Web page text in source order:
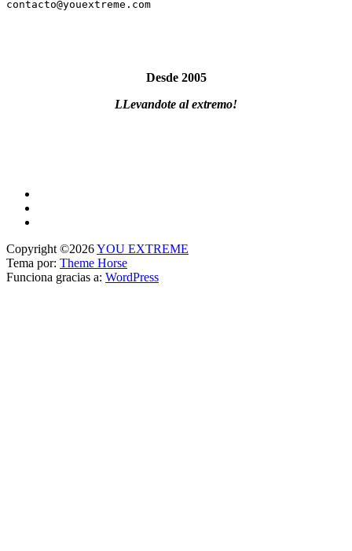
Desde 2005
LLevandote al extremo!
Copyright ©2026YOU EXTREME
Tema por: Theme Horse
Funciona gracias a: WordPress